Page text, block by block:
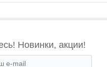
Новинки, акции!